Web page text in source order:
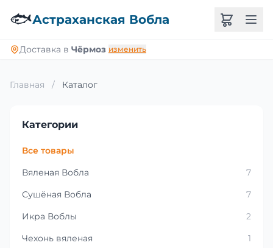
🐟Астраханская Вобла
Доставка в Чёрмоз изменить
Главная / Каталог
Категории
Все товары
Вяленая Вобла
7
Сушёная Вобла
7
Икра Воблы
2
Чехонь вяленая
1